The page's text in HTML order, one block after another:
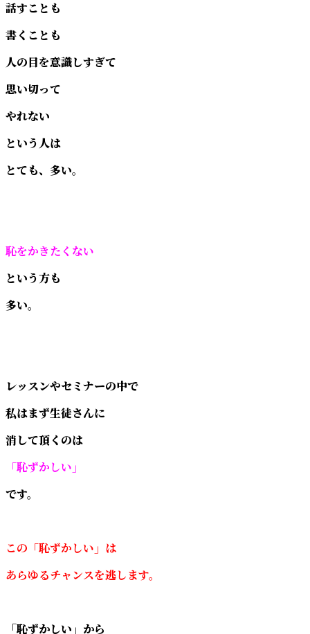
話すことも
書くことも
人の目を意識しすぎて
思い切って
やれない
という人は
とても、多い。
恥をかきたくない
という方も
多い。
レッスンやセミナーの中で
私はまず生徒さんに
消して頂くのは
「恥ずかしい」
です。
この「恥ずかしい」は
あらゆるチャンスを逃します。
「恥ずかしい」から